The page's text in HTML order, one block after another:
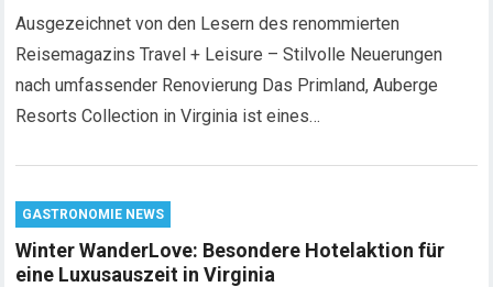
Ausgezeichnet von den Lesern des renommierten
Reisemagazins Travel + Leisure – Stilvolle Neuerungen
nach umfassender Renovierung Das Primland, Auberge
Resorts Collection in Virginia ist eines…
GASTRONOMIE NEWS
Winter WanderLove: Besondere Hotelaktion für
eine Luxusauszeit in Virginia